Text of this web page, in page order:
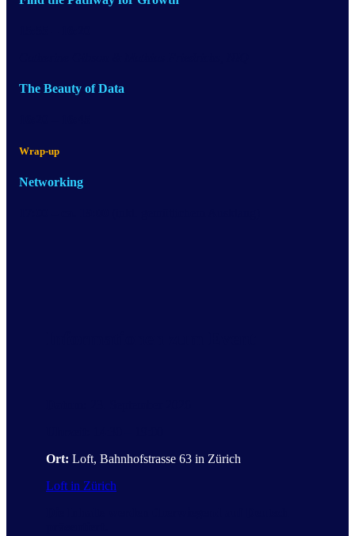
The Beauty of Data
Wrap-up
Networking
Ort: Loft, Bahnhofstrasse 63 in Zürich
Loft in Zürich